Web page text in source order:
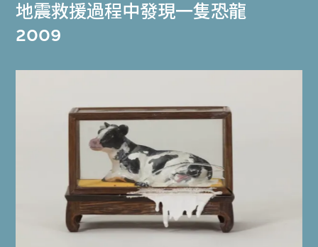
地震救援過程中發現一隻恐龍
2009